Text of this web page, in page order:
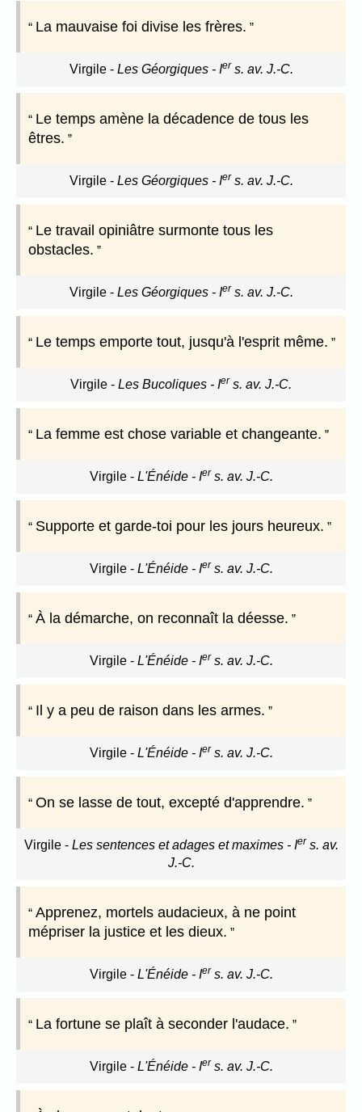
La mauvaise foi divise les frères.
Virgile- Les Géorgiques - Ier s. av. J.-C.
Le temps amène la décadence de tous les
êtres.
Virgile- Les Géorgiques - Ier s. av. J.-C.
Le travail opiniâtre surmonte tous les
obstacles.
Virgile- Les Géorgiques - Ier s. av. J.-C.
Le temps emporte tout, jusqu'à l'esprit même.
Virgile - Les Bucoliques - Ier s. av. J.-C.
La femme est chose variable et changeante.
Virgile- L'Énéide - Ier s. av. J.-C.
Supporte et garde-toi pour les jours heureux.
Virgile- L'Énéide - Ier s. av. J.-C.
À la démarche, on reconnaît la déesse.
Virgile- L'Énéide - Ier s. av. J.-C.
Il y a peu de raison dans les armes.
Virgile- L'Énéide - Ier s. av. J.-C.
On se lasse de tout, excepté d'apprendre.
Virgile- Les sentences et adages et maximes - Ier s. av.
J.-C.
Apprenez, mortels audacieux, à ne point
mépriser la justice et les dieux.
Virgile- L'Énéide - Ier s. av. J.-C.
La fortune se plaît à seconder l'audace.
Virgile- L'Énéide - Ier s. av. J.-C.